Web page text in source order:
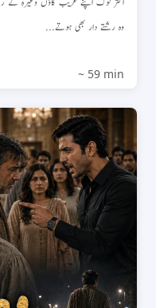
وہ رشتے دار بھی ہوتے...
~ 59 min